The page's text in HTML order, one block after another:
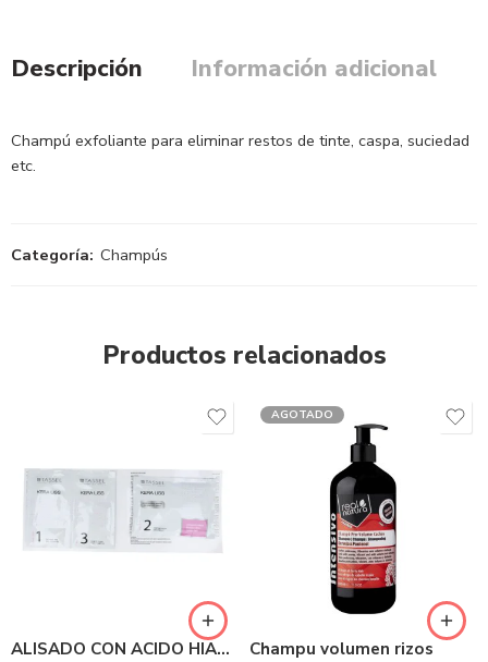
Descripción Información adicional
Champú exfoliante para eliminar restos de tinte, caspa, suciedad
etc.
Categoría: Champús
Productos relacionados
ALISADO CON ACIDO HIALURONICO
AGOTADO
Champu volumen rizos